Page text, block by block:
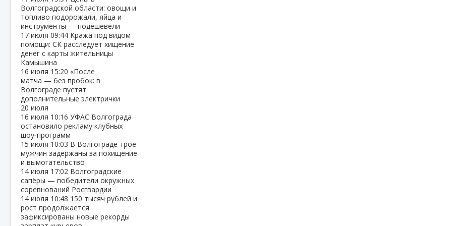
Волгоградской области: овощи и
топливо подорожали, яйца и
инструменты — подешевели
17 июля 09:44 Кража под видом
помощи: СК расследует хищение
денег с карты жительницы
Камышина
16 июля 15:20 «После
матча — без пробок: в
Волгограде пустят
дополнительные электрички
20 июля
16 июля 10:16 УФАС Волгограда
остановило рекламу клубных
шоу‑программ
15 июля 10:03 В Волгограде трое
мужчин задержаны за похищение
и вымогательство
14 июля 17:02 Волгоградские
сапёры — победители окружных
соревнований Росгвардии
14 июля 10:48 150 тысяч рублей и
рост продолжается:
зафиксированы новые рекорды